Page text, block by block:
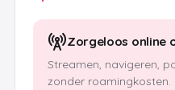
Zorgeloos online
Streamen, navigeren,
zonder roamingkosten.